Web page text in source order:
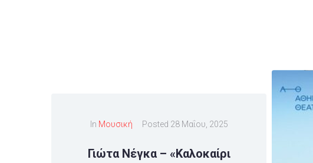
In Μουσική Posted 28 Μαΐου, 2025
Γιώτα Νέγκα – «Καλοκαίρι